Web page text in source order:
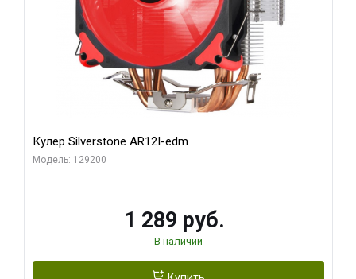
Кулер Silverstone AR12I-edm
Модель: 129200
1 289 руб.
В наличии